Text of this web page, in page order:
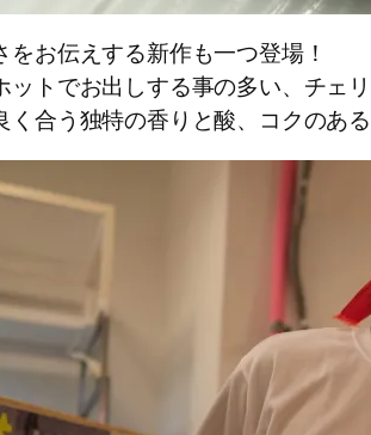
お伝えする新作も一つ登場！
ットでお出しする事の多い、チェ
合う独特の香りと酸、コクのあ